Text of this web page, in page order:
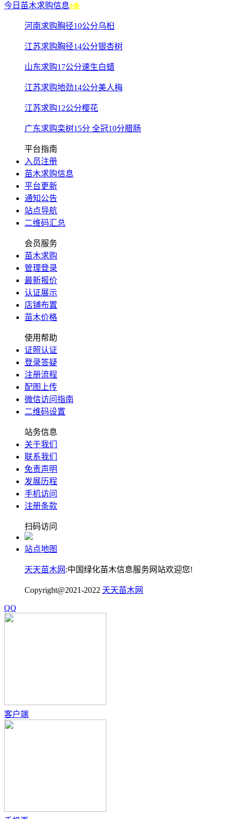
今日苗木求购信息0条
河南求购胸径10公分乌桕
江苏求购胸径14公分银杏树
山东求购17公分速生白蜡
江苏求购地劲14公分美人梅
江苏求购12公分樱花
广东求购栾树15分 全冠10分腊肠
平台指南
入员注册
苗木求购信息
平台更新
通知公告
站点导航
二维码汇总
会员服务
苗木求购
管理登录
最新报价
认证展示
店铺布置
苗木价格
使用帮助
证照认证
登录答疑
注册流程
配图上传
微信访问指南
二维码设置
站务信息
关于我们
联系我们
免责声明
发展历程
手机访问
注册条款
扫码访问
站点地图
天天苗木网 :中国绿化苗木信息服务网站欢迎您!
Copyright@2021-2022 天天苗木网
QQ
客户端